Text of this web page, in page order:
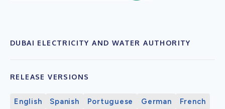
DUBAI ELECTRICITY AND WATER AUTHORITY
RELEASE VERSIONS
English Spanish Portuguese German
French